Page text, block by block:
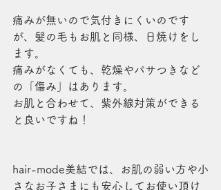
痛みが無いので気付きにくいのです
が、髪の毛もお肌と同様、日焼けをし
ます。
痛みがなくても、乾燥やパサつきなど
の「傷み」はあります。
お肌と合わせて、紫外線対策ができる
と良いですね！
hair-mode美結では、お肌の弱い方や小
さなお子さまにも安心してお使い頂け